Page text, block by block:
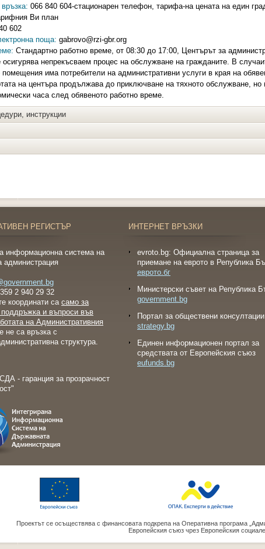
066 840 604-стационарен телефон, тарифа-на цената на един
Ви план
602
поща: gabrovo@rzi-gbr.org
Стандартно работно време, от 08:30 до 17:00, Центърът за
непрекъсваем процес на обслужване на гражданите. В
има потребители на административни услуги в края на
на центъра продължава до приключване на тяхното обслужване, но
часа след обявеното работно време.
инструкции
РЕГИСТЪР
информационна система на
администрация
2 940 29 32
координати са само за
поддръжка и въпроси във
на Административния
не са връзка с
структура.
- гаранция за прозрачност
ИНТЕРНЕТ ВРЪЗКИ
evroto.bg: Официална страница за
приемане на еврото в Република
еврото.бг
Министерски съвет на Република
government.bg
Портал за обществени консултации
strategy.bg
Eдинен информационен портал за
средствата от Европейския съюз
eufunds.bg
Проектът се осъществява с финансовата подкрепа на Оперативна програма
Европейския съюз чрез Европейския